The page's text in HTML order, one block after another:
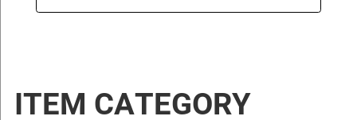
ITEM CATEGORY